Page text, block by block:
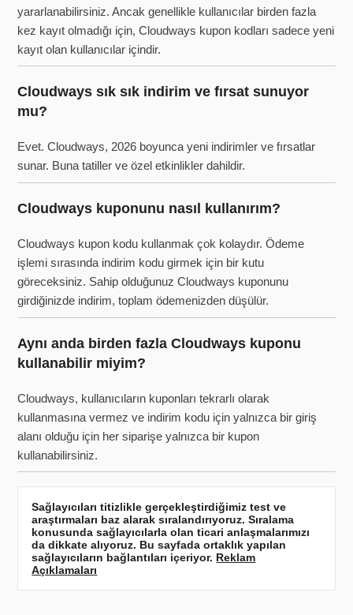
yararlanabilirsiniz. Ancak genellikle kullanıcılar birden fazla
kez kayıt olmadığı için, Cloudways kupon kodları sadece yeni
kayıt olan kullanıcılar içindir.
Cloudways sık sık indirim ve fırsat sunuyor
mu?
Evet. Cloudways, 2026 boyunca yeni indirimler ve fırsatlar
sunar. Buna tatiller ve özel etkinlikler dahildir.
Cloudways kuponunu nasıl kullanırım?
Cloudways kupon kodu kullanmak çok kolaydır. Ödeme
işlemi sırasında indirim kodu girmek için bir kutu
göreceksiniz. Sahip olduğunuz Cloudways kuponunu
girdiğinizde indirim, toplam ödemenizden düşülür.
Aynı anda birden fazla Cloudways kuponu
kullanabilir miyim?
Cloudways, kullanıcıların kuponları tekrarlı olarak
kullanmasına vermez ve indirim kodu için yalnızca bir giriş
alanı olduğu için her siparişe yalnızca bir kupon
kullanabilirsiniz.
Sağlayıcıları titizlikle gerçekleştirdiğimiz test ve
araştırmaları baz alarak sıralandırıyoruz. Sıralama
konusunda sağlayıcılarla olan ticari anlaşmalarımızı
da dikkate alıyoruz. Bu sayfada ortaklık yapılan
sağlayıcıların bağlantıları içeriyor. Reklam
Açıklamaları